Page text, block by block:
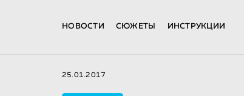
НОВОСТИ СЮЖЕТЫ ИНСТРУКЦИИ
25.01.2017